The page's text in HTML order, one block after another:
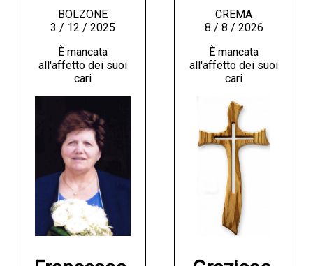
BOLZONE
3 / 12 / 2025
È mancata
all'affetto dei suoi
cari
CREMA
8 / 8 / 2026
È mancata
all'affetto dei suoi
cari